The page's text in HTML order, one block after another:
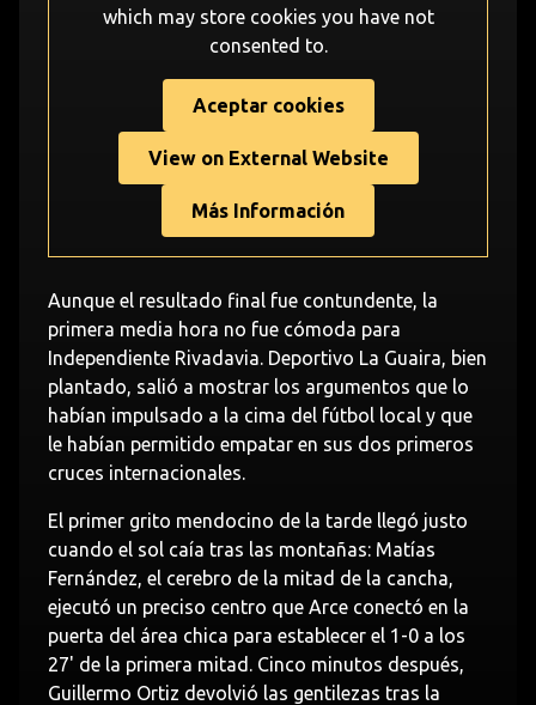
which may store cookies you have not
consented to.
Aceptar cookies
View on External Website
Más Información
Aunque el resultado final fue contundente, la
primera media hora no fue cómoda para
Independiente Rivadavia. Deportivo La Guaira, bien
plantado, salió a mostrar los argumentos que lo
habían impulsado a la cima del fútbol local y que
le habían permitido empatar en sus dos primeros
cruces internacionales.
El primer grito mendocino de la tarde llegó justo
cuando el sol caía tras las montañas: Matías
Fernández, el cerebro de la mitad de la cancha,
ejecutó un preciso centro que Arce conectó en la
puerta del área chica para establecer el 1-0 a los
27' de la primera mitad. Cinco minutos después,
Guillermo Ortiz devolvió las gentilezas tras la